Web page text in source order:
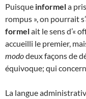
Puisque informela
rompus », on pourrait
formelait le sens d’«
accueilli le premier,
mododeux façons de
équivoque; qui
La langue